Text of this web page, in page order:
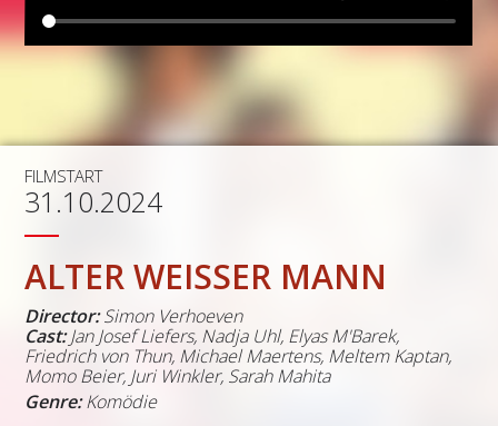
FILMSTART
31.10.2024
ALTER WEISSER MANN
Director: Simon Verhoeven
Cast: Jan Josef Liefers, Nadja Uhl, Elyas M'Barek,
Friedrich von Thun, Michael Maertens, Meltem Kaptan,
Momo Beier, Juri Winkler, Sarah Mahita
Genre:Komödie